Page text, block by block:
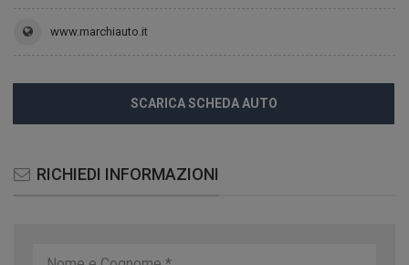
www.marchiauto.it
SCARICA SCHEDA AUTO
RICHIEDI INFORMAZIONI